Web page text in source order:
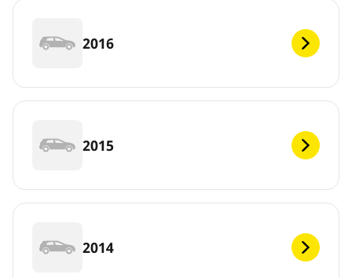
2016
2015
2014